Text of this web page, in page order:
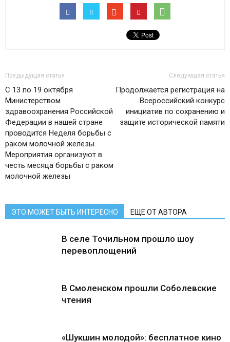
Предыдущая статья
С 13 по 19 октября
Министерством
здравоохранения Российской
Федерации в нашей стране
проводится Неделя борьбы с
раком молочной железы.
Мероприятия организуют в
честь месяца борьбы с раком
молочной железы
Следующая статья
Продолжается регистрация на
Всероссийский конкурс
инициатив по сохранению и
защите исторической памяти
ЭТО МОЖЕТ БЫТЬ ИНТЕРЕСНО ЕЩЕ ОТ АВТОРА
В селе Точильном прошло шоу
перевоплощений
В Смоленском прошли Соболевские
чтения
«Шукшин молодой»: бесплатное кино